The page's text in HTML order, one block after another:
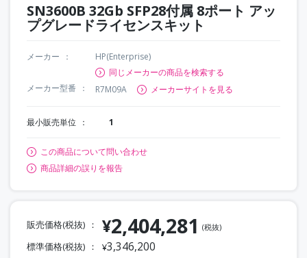
SN3600B 32Gb SFP28付属 8ポート アッ
プグレードライセンスキット
メーカー
HP(Enterprise)
同じメーカーの商品を検索する
メーカー型番
R7M09A メーカーサイトを見る
最小販売単位 1
この商品について問い合わせ
商品詳細の誤りを報告
販売価格(税抜) ¥2,404,281 (税抜)
標準価格(税抜) ¥3,346,200